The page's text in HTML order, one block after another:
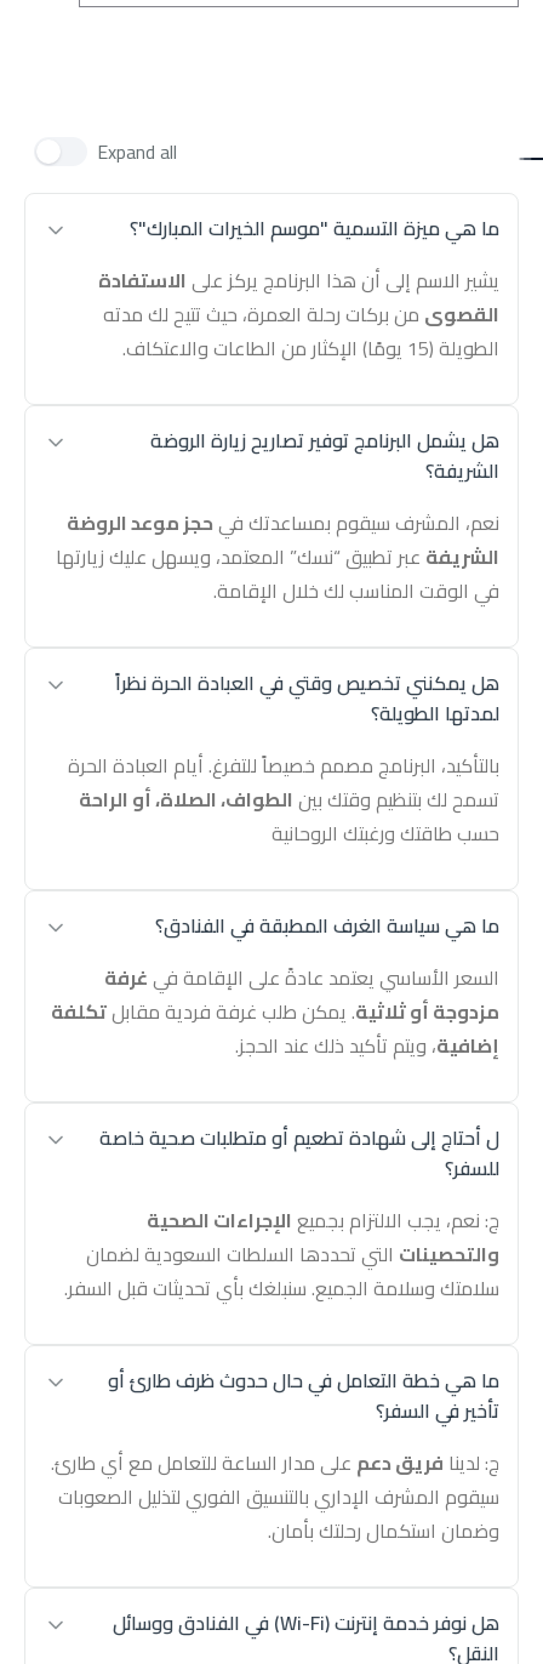
Expand all
ما هي ميزة التسمية "موسم الخيرات المبارك"؟
يشير الاسم إلى أن هذا البرنامج يركز على الاستفادة
القصوى من بركات رحلة العمرة، حيث تتيح لك مدته
الطويلة (15 يومًا) الإكثار من الطاعات والاعتكاف.
هل يشمل البرنامج توفير تصاريح زيارة الروضة
الشريفة؟
نعم، المشرف سيقوم بمساعدتك فيحجز موعد الروضة
الشريفة عبر تطبيق “نسك” المعتمد، ويسهل عليك زيارتها
في الوقت المناسب لك خلال الإقامة.
هل يمكنني تخصيص وقتي في العبادة الحرة نظراً
لمدتها الطويلة؟
بالتأكيد، البرنامج مصمم خصيصاً للتفرغ. أيام العبادة الحرة
تسمح لك بتنظيم وقتك بين الطواف، الصلاة، أو الراحة
حسب طاقتك ورغبتك الروحانية
ما هي سياسة الغرف المطبقة في الفنادق؟
السعر الأساسي يعتمد عادةً على الإقامة فيغرفة
مزدوجة أو ثلاثية. يمكن طلب غرفة فردية مقابلتكلفة
إضافية، ويتم تأكيد ذلك عند الحجز.
ل أحتاج إلى شهادة تطعيم أو متطلبات صحية خاصة
للسفر؟
ج: نعم، يجب الالتزام بجميع الإجراءات الصحية
والتحصينات التي تحددها السلطات السعودية لضمان
سلامتك وسلامة الجميع. سنبلغك بأي تحديثات قبل السفر.
ما هي خطة التعامل في حال حدوث ظرف طارئ أو
تأخير في السفر؟
ج: لدينا فريق دعم على مدار الساعة للتعامل مع أي طارئ.
سيقوم المشرف الإداري بالتنسيق الفوري لتذليل الصعوبات
وضمان استكمال رحلتك بأمان.
هل نوفر خدمة إنترنت (Wi-Fi) في الفنادق ووسائل
النقل؟